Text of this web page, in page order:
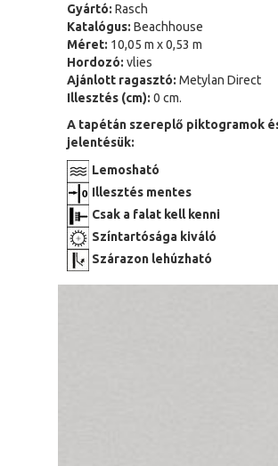
Gyártó: Rasch
Katalógus: Beachhouse
Méret: 10,05 m x 0,53 m
Hordozó: vlies
Ajánlott ragasztó: Metylan Direct
Illesztés (cm): 0 cm.
A tapétán szereplő piktogramok
jelentésük:
Lemosható
Illesztés mentes
Csak a falat kell kenni
Színtartósága kiváló
Szárazon lehúzható